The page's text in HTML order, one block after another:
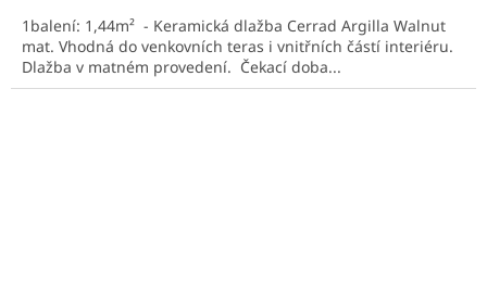
z
5
hvězdiček.
1balení: 1,44m² - Keramická dlažba Cerrad Argilla Walnut
mat. Vhodná do venkovních teras i vnitřních částí interiéru.
Dlažba v matném provedení. Čekací doba...